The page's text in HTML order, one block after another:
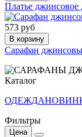
Платье джинсовое
573 руб
В корзину
Сарафан
Каталог
ОДЕЖДА
Фильтры
Цена